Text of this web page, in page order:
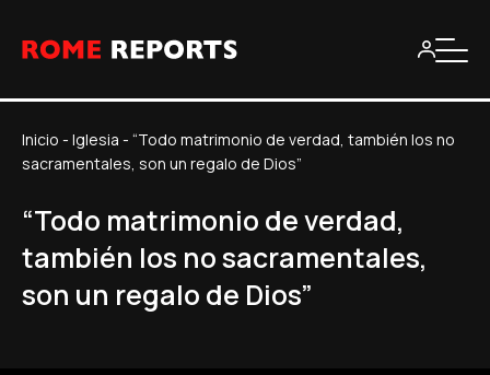
Inicio - Iglesia - “Todo matrimonio de verdad, también los no
sacramentales, son un regalo de Dios”
“Todo matrimonio de verdad,
también los no sacramentales,
son un regalo de Dios”